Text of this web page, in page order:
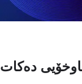
دەکات